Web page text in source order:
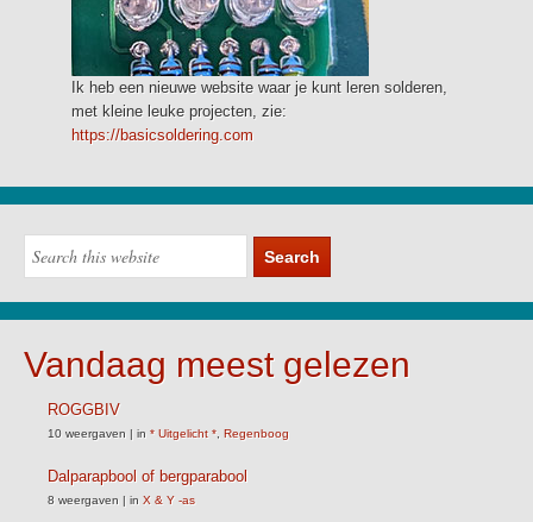
Ik heb een nieuwe website waar je kunt leren solderen,
met kleine leuke projecten, zie:
https://basicsoldering.com
Vandaag meest gelezen
ROGGBIV
10 weergaven | in * Uitgelicht * Regenboog
Dalparapbool of bergparabool
8 weergaven | in X & Y -as